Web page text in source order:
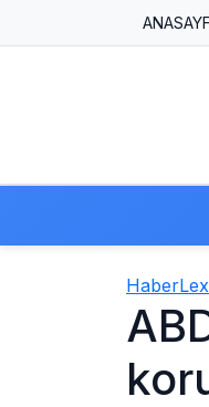
HaberLex